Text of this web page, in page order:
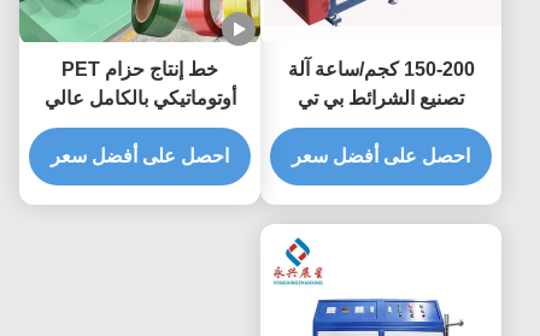
150-200 كجم/ساعة آلة
تصنيع الشرائط بي تي
0.4mm-1.5mm
احصل على أفضل سعر
خط إنتاج حزام PET
أوتوماتيكي بالكامل عالي
الدقة ببرغي واحد لتصنيع
شريط PET
احصل على أفضل سعر